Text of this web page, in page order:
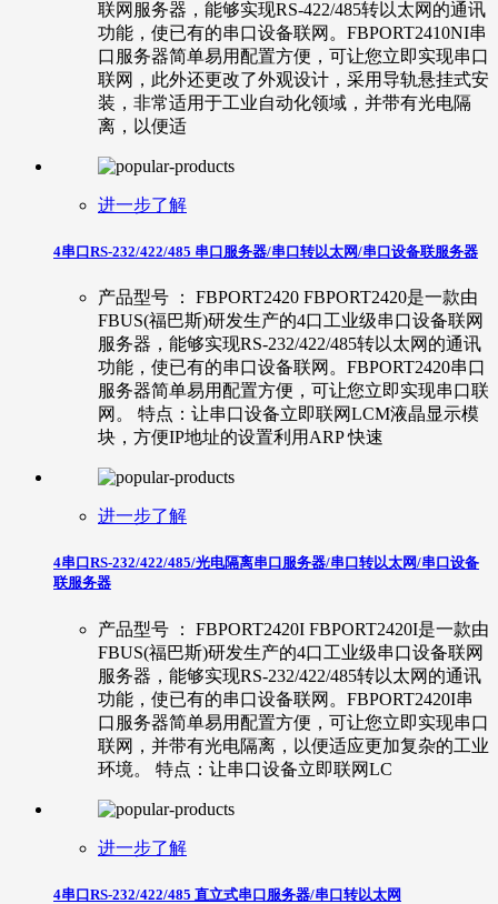
联网服务器，能够实现RS-422/485转以太网的通讯
功能，使已有的串口设备联网。FBPORT2410NI串
口服务器简单易用配置方便，可让您立即实现串口
联网，此外还更改了外观设计，采用导轨悬挂式安
装，非常适用于工业自动化领域，并带有光电隔
离，以便适
进一步了解
4串口RS-232/422/485 串口服务器/串口转以太网/串口设备联服务器
产品型号 ： FBPORT2420 FBPORT2420是一款由
FBUS(福巴斯)研发生产的4口工业级串口设备联网
服务器，能够实现RS-232/422/485转以太网的通讯
功能，使已有的串口设备联网。FBPORT2420串口
服务器简单易用配置方便，可让您立即实现串口联
网。 特点：让串口设备立即联网LCM液晶显示模
块，方便IP地址的设置利用ARP 快速
进一步了解
4串口RS-232/422/485/光电隔离串口服务器/串口转以太网/串口设备
联服务器
产品型号 ： FBPORT2420I FBPORT2420I是一款由
FBUS(福巴斯)研发生产的4口工业级串口设备联网
服务器，能够实现RS-232/422/485转以太网的通讯
功能，使已有的串口设备联网。FBPORT2420I串
口服务器简单易用配置方便，可让您立即实现串口
联网，并带有光电隔离，以便适应更加复杂的工业
环境。 特点：让串口设备立即联网LC
进一步了解
4串口RS-232/422/485 直立式串口服务器/串口转以太网